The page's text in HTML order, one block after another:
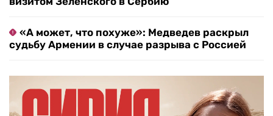
«А может, что похуже»: Медведев раскрыл
судьбу Армении в случае разрыва с Россией